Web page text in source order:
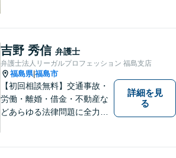
った」と思っていただけるよ
うに全力を尽くしていきま
す。
吉野 秀信 弁護士
弁護士法人リーガルプロフェッション 福島支店
福島県|福島市
【初回相談無料】交通事故・
労働・離婚・借金・不動産な
どあらゆる法律問題に全力を
くことを最も重視ししていま
詳細を見
る